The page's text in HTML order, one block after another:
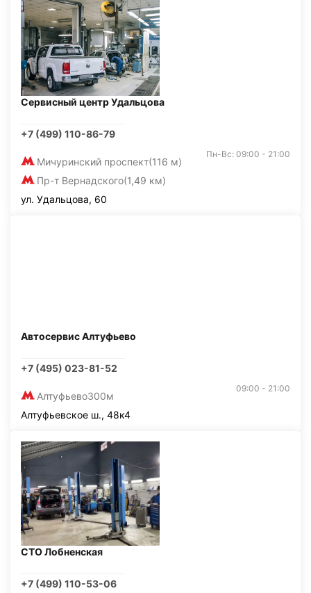
Сервисный центр Удальцова
+7 (499) 110-86-79
Мичуринский проспект(116 м)
Пр-т Вернадского(1,49 км)
Пн-Вс: 09:00 - 21:00
ул. Удальцова, 60
Автосервис Алтуфьево
+7 (495) 023-81-52
Алтуфьево300м
09:00 - 21:00
Алтуфьевское ш., 48к4
СТО Лобненская
+7 (499) 110-53-06